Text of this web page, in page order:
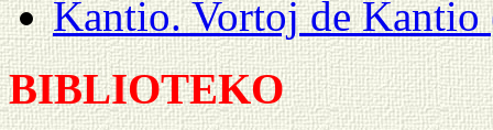
Kantio. Vortoj de
BIBLIOTEKO